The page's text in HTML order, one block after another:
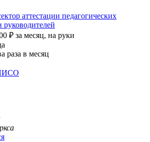
аттестации педагогических
руководителей
₽ за месяц, на руки
раза в месяц